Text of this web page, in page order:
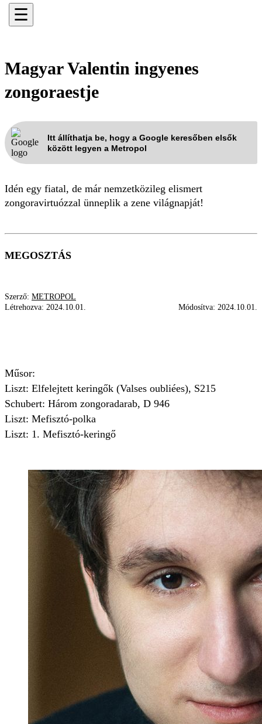
☰
Magyar Valentin ingyenes
zongoraestje
Itt állíthatja be, hogy a Google keresőben elsők
között legyen a Metropol
Idén egy fiatal, de már nemzetközileg elismert
zongoravirtuózzal ünneplik a zene világnapját!
MEGOSZTÁS
Szerző: METROPOL
Létrehozva: 2024.10.01. Módosítva: 2024.10.01.
Műsor:
Liszt: Elfelejtett keringők (Valses oubliées), S215
Schubert: Három zongoradarab, D 946
Liszt: Mefisztó-polka
Liszt: 1. Mefisztó-keringő